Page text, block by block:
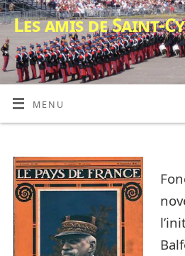
Les amis de Saint-
MENU